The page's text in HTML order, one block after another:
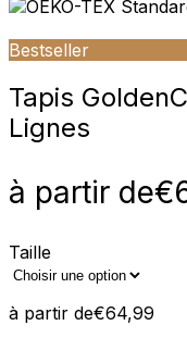
Bestseller
Tapis Golden
Lignes
à partir de€
Taille
à partir de€64,99